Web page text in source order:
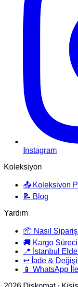
Instagram
Koleksiyon
📤 Koleksiyon
📝 Blog
Yardım
📦 Nasıl
🚚 Kargo Süreci
📍 İstanbul
↩️ İade &
📱 WhatsApp